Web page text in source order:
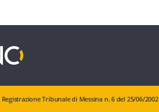
Registrazione Tribunale di Messina n. 6 del 25/06/2002